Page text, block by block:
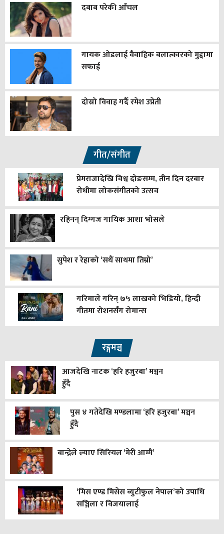
दबाब परेकी आँचल
गायक ओडलाई वैवाहिक बलात्कारको मुद्दामा
सफाई
दोस्रो विवाह गर्दै रमेश उप्रेती
गीत/संगीत
प्रेमराजादेखि विश्व दोङसम्म, तीन दिन दरबार
रोधीमा लोकसंगीतको उत्सव
रहिनन् दिग्गज गायिक आशा भोसले
सुपेश र रेहाको ‘सधैं साथमा तिम्रो’
गरिमाले गरिन् ७५ लाखको भिडियो, हिन्दी
गीतमा रोशनसँग रोमान्स
रङ्गमञ्च
आजदेखि नाटक ‘हरि हजुरबा’ मञ्चन
हुँदै
पुस ४ गतेदेखि मण्डलामा ‘हरि हजुरबा’ मञ्चन
हुँदै
बान्द्रेले ल्याए सिरियल ‘मेरी आम्मै’
‘मिस एण्ड मिसेस ब्युटीफुल नेपाल’को उपाधि
सञ्जिला र विजयालाई